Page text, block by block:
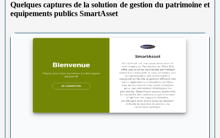
Quelques captures de la solution de gestion du patrimoine et
equipements publics SmartAsset